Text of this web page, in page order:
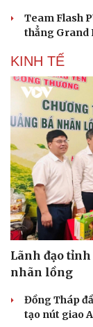
Team Flash
thẳng Grand
KINH TẾ
Lãnh đạo
nhãn lồng
Đồng Tháp
tạo nút giao